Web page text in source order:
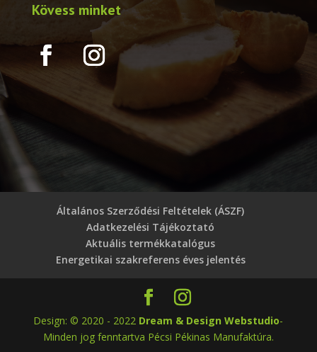
Kövess minket
Általános Szerződési Feltételek (ÁSZF)
Adatkezelési Tájékoztató
Aktuális termékkatalógus
Energetikai szakreferens éves jelentés
Design: © 2020 - 2022 Dream & Design Webstudio-
Minden jog fenntartva Pécsi Pékinas Manufaktúra.